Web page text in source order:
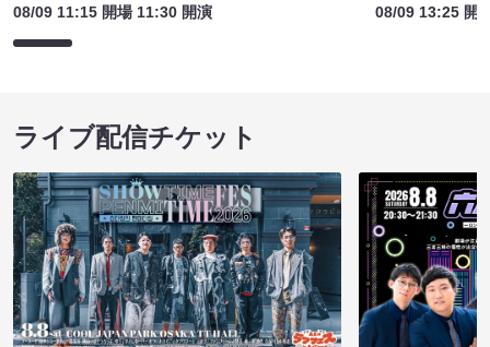
08/09 11:15 開場 11:30 開演
08/09 13:25 開
ライブ配信チケット